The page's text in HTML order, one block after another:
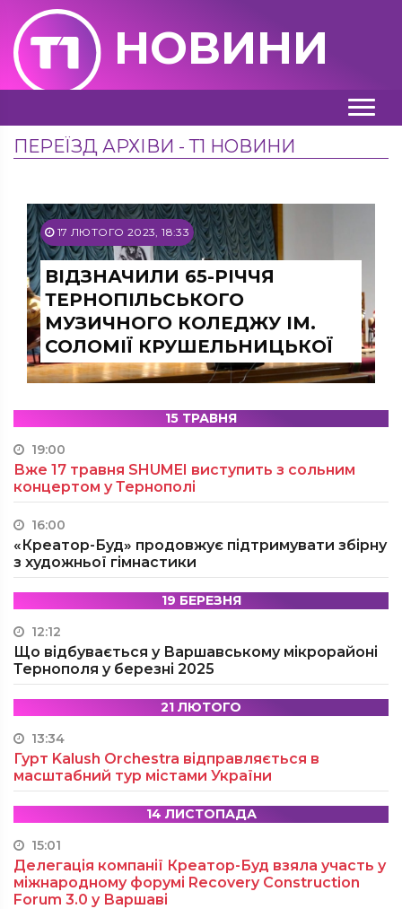
НОВИНИ
ПЕРЕЇЗД АРХІВИ - Т1 НОВИНИ
17 ЛЮТОГО 2023, 18:33
ВІДЗНАЧИЛИ 65-РІЧЧЯ
ТЕРНОПІЛЬСЬКОГО
МУЗИЧНОГО КОЛЕДЖУ ІМ.
СОЛОМІЇ КРУШЕЛЬНИЦЬКОЇ
15 ТРАВНЯ
19:00
Вже 17 травня SHUMEI виступить з сольним
концертом у Тернополі
16:00
«Креатор-Буд» продовжує підтримувати збірну
з художньої гімнастики
19 БЕРЕЗНЯ
12:12
Що відбувається у Варшавському мікрорайоні
Тернополя у березні 2025
21 ЛЮТОГО
13:34
Гурт Kalush Orchestra відправляється в
масштабний тур містами України
14 ЛИСТОПАДА
15:01
Делегація компанії Креатор-Буд взяла участь у
міжнародному форумі Recovery Construction
Forum 3.0 у Варшаві